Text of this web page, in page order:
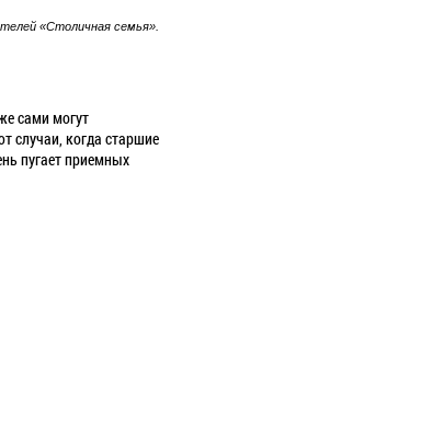
«Столичная семья».
сами могут
случаи, когда старшие
пугает приемных